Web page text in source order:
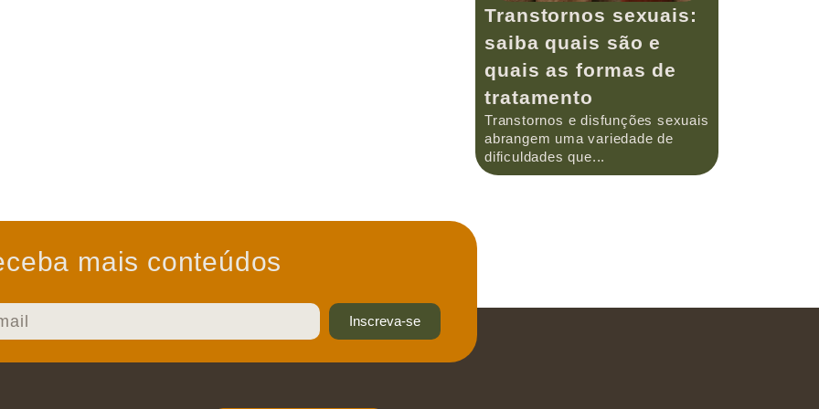
Transtornos sexuais:
saiba quais são e
quais as formas de
tratamento
Transtornos e disfunções sexuais
abrangem uma variedade de
dificuldades que...
mais conteúdos
Inscreva-se